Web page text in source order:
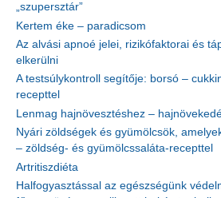
„szupersztár”
Kertem éke – paradicsom
Az alvási apnoé jelei, rizikófaktorai és
elkerülni
A testsúlykontroll segítője: borsó –
recepttel
Lenmag hajnövesztéshez –
Nyári zöldségek és gyümölcsök,
– zöldség- és gyümölcssaláta-recepttel
Artritiszdiéta
Halfogyasztással az egészségünk